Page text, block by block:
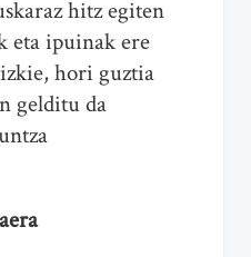
hitz egiten
eta ipuinak ere
hori guztia
gelditu da